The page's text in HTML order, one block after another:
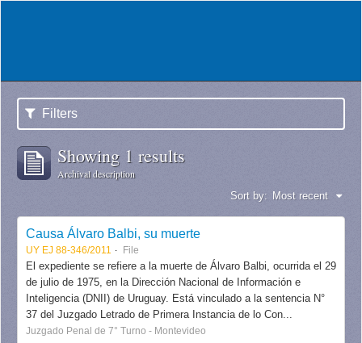
Filters
Showing 1 results
Archival description
Sort by: Most recent
Causa Álvaro Balbi, su muerte
UY EJ 88-346/2011 File
El expediente se refiere a la muerte de Álvaro Balbi, ocurrida el 29
de julio de 1975, en la Dirección Nacional de Información e
Inteligencia (DNII) de Uruguay. Está vinculado a la sentencia N°
37 del Juzgado Letrado de Primera Instancia de lo Con...
Juzgado Penal de 7° Turno - Montevideo